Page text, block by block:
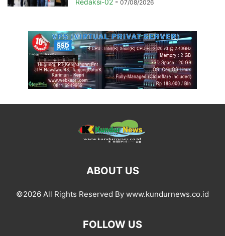
Redaksi-02 - 07/08/2026
ABOUT US
©2026 All Rights Reserved By www.kundurnews.co.id
FOLLOW US